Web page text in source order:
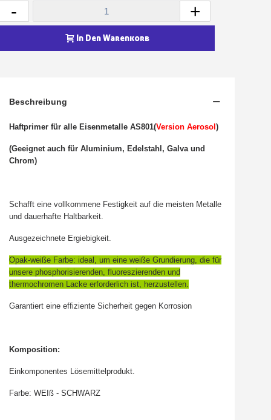
- +
In Den Warenkorb
Beschreibung
Haftprimer für alle Eisenmetalle AS801(Version Aerosol )
(Geeignet auch für Aluminium, Edelstahl, Galva und
Chrom)
Schafft eine vollkommene Festigkeit auf die meisten Metalle
und dauerhafte Haltbarkeit.
Ausgezeichnete Ergiebigkeit.
Opak-weiße Farbe: ideal, um eine weiße Grundierung, die für
unsere phosphorisierenden, fluoreszierenden und
thermochromen Lacke erforderlich ist, herzustellen.
Garantiert eine effiziente Sicherheit gegen Korrosion
Komposition:
Einkomponentes Lösemittelprodukt.
Farbe: WEIß - SCHWARZ